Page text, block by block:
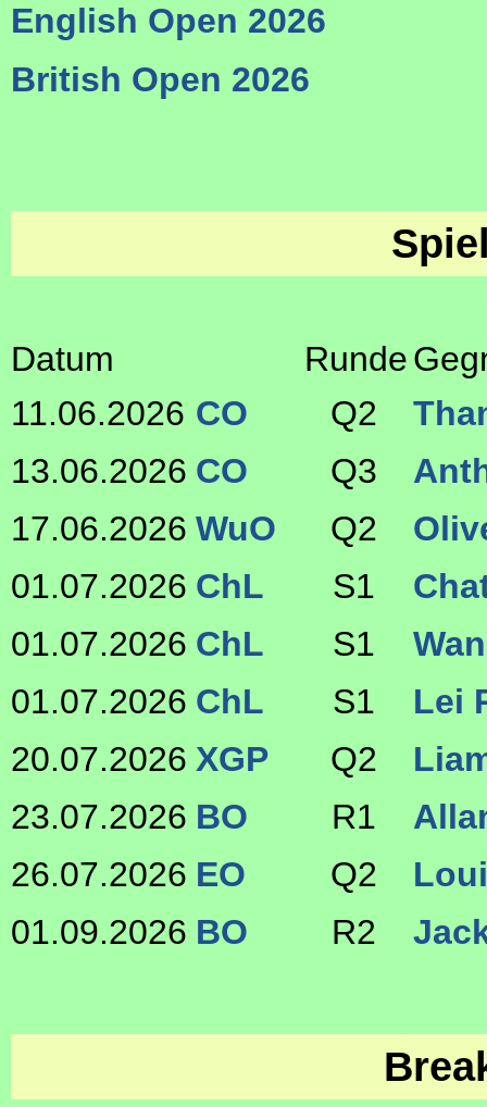
English Open 2026
British Open 2026
Datum Runde
11.06.2026 CO Q2
13.06.2026 CO Q3
17.06.2026 WuO Q2
01.07.2026 ChL S1
01.07.2026 ChL S1
01.07.2026 ChL S1
Lei
20.07.2026 XGP Q2
23.07.2026 BO R1
26.07.2026 EO Q2
01.09.2026 BO R2